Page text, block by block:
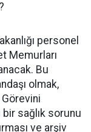
personel
Memurları
Bu
olmak,
sağlık sorunu
ve arşiv